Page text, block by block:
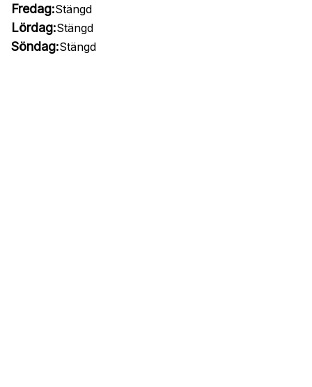
Fredag:Stängd
Lördag:Stängd
Söndag:Stängd